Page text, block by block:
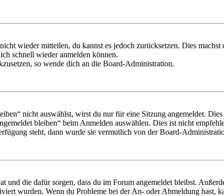
wieder mitteilen, du kannst es jedoch zurücksetzen. Dies
schnell wieder anmelden können.
so wende dich an die Board-Administration.
nicht auswählst, wirst du nur für eine Sitzung angemeldet.
bleiben“ beim Anmelden auswählen. Dies ist nicht
steht, dann wurde sie vermutlich von der Board-
und die dafür sorgen, dass du im Forum angemeldet bleibst.
wurden. Wenn du Probleme bei der An- oder Abmeldung hast,